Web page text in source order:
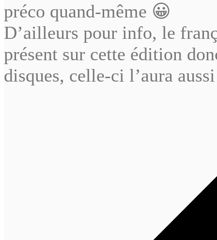
préco quand-même 😀
D’ailleurs pour info, le
présent sur cette édition
disques, celle-ci l’aura aussi